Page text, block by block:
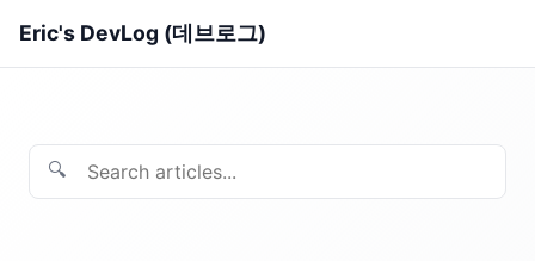
Eric's DevLog (데브로그)
🔍